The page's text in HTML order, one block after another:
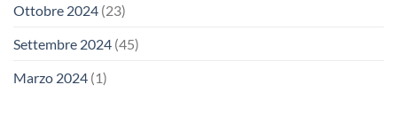
Ottobre 2024 (23)
Settembre 2024 (45)
Marzo 2024 (1)